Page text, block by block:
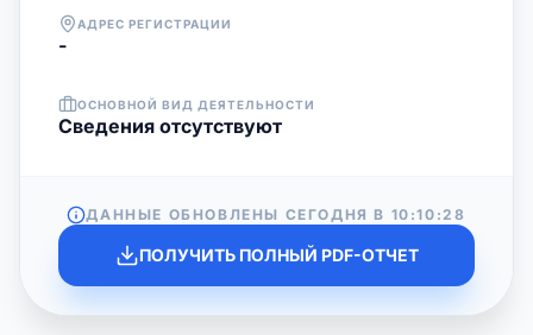
АДРЕС РЕГИСТРАЦИИ
-
ОСНОВНОЙ ВИД ДЕЯТЕЛЬНОСТИ
Cведения отсутствуют
ДАННЫЕ ОБНОВЛЕНЫ СЕГОДНЯ В 10:10:28
ПОЛУЧИТЬ ПОЛНЫЙ PDF-ОТЧЕТ